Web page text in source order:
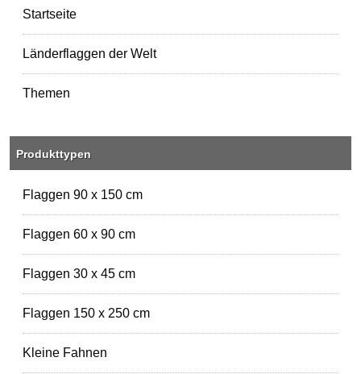
Startseite
Länderflaggen der Welt
Themen
Produkttypen
Flaggen 90 x 150 cm
Flaggen 60 x 90 cm
Flaggen 30 x 45 cm
Flaggen 150 x 250 cm
Kleine Fahnen